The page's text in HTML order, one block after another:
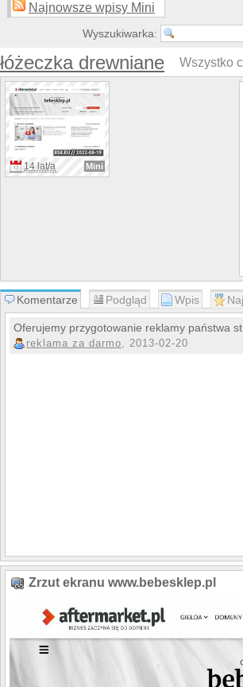
Najnowsze wpisy Mini
Wyszukiwarka:
łóżeczka drewniane Wszystko
14 lat/a Mini
Komentarze Podgląd Wpis
Oferujemy przygotowanie reklamy państwa
reklama za darmo, 2013-02-20
Zrzut ekranu www.bebesklep.pl